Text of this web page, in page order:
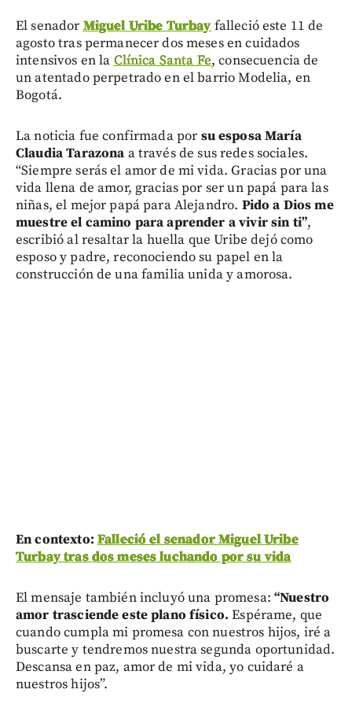
El senador Miguel Uribe Turbay falleció este 11 de
agosto tras permanecer dos meses en cuidados
intensivos en la Clínica Santa Fe, consecuencia de
un atentado perpetrado en el barrio Modelia, en
Bogotá.
La noticia fue confirmada por su esposa María
Claudia Tarazona a través de sus redes sociales.
“Siempre serás el amor de mi vida. Gracias por una
vida llena de amor, gracias por ser un papá para las
niñas, el mejor papá para Alejandro. Pido a Dios me
muestre el camino para aprender a vivir sin ti”,
escribió al resaltar la huella que Uribe dejó como
esposo y padre, reconociendo su papel en la
construcción de una familia unida y amorosa.
En contexto: Falleció el senador Miguel Uribe
Turbay tras dos meses luchando por su vida
El mensaje también incluyó una promesa: “Nuestro
amor trasciende este plano físico. Espérame, que
cuando cumpla mi promesa con nuestros hijos, iré a
buscarte y tendremos nuestra segunda oportunidad.
Descansa en paz, amor de mi vida, yo cuidaré a
nuestros hijos”.